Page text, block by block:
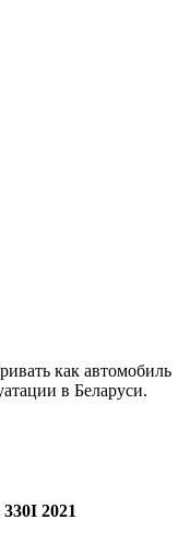
как автомобиль
в Беларуси.
2021